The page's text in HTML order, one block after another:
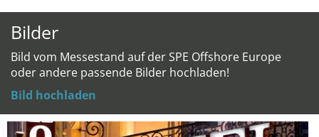
Bilder
Bild vom Messestand auf der SPE Offshore Europe
oder andere passende Bilder hochladen!
Bild hochladen